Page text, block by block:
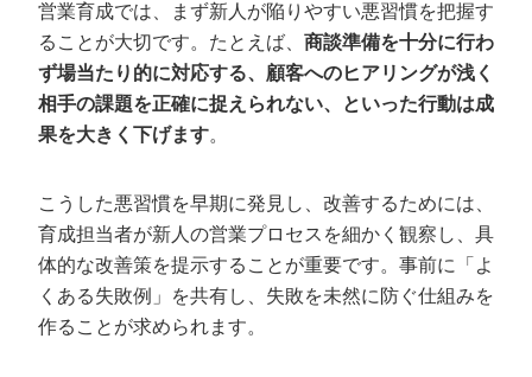
営業育成では、まず新人が陥りやすい悪習慣を把握す
ることが大切です。たとえば、 商談準備を十分に行わ
ず場当たり的に対応する、顧客へのヒアリングが浅く
相手の課題を正確に捉えられない、といった行動は成
果を大きく下げます。
こうした悪習慣を早期に発見し、改善するためには、
育成担当者が新人の営業プロセスを細かく観察し、具
体的な改善策を提示することが重要です。事前に「よ
くある失敗例」を共有し、失敗を未然に防ぐ仕組みを
作ることが求められます。